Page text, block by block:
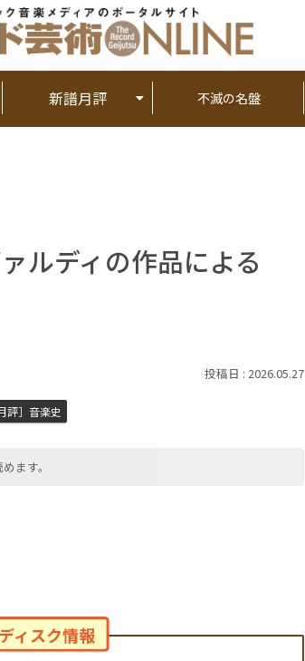
新譜月評 不滅の名盤
ルディの作品による
2026.05.27
評］音楽史
ます。
ディスク情報